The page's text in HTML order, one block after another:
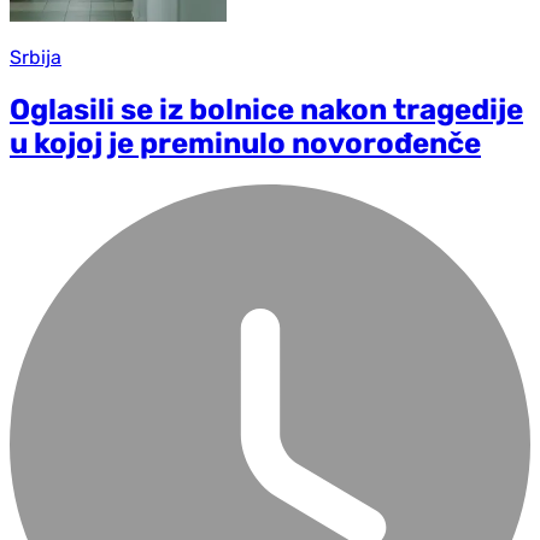
Srbija
Oglasili se iz bolnice nakon tragedije
u kojoj je preminulo novorođenče